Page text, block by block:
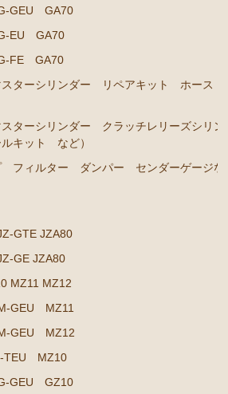
フなど）
ェイサー GX71 MX71
GTEU
GEU前期 1984年8月～1986年8
GEU後期 1986年8月～1988年8
TEU
スケット類）
ウント 他）
プ サーモスタット ファン ファ
GEU GA70
EU GA70
FE GA70
スターシリンダー リペアキット ホース
ターシリンダー クラッチレリーズシリン
キット など）
フィルター ダンパー センダーゲージな
GTE JZA80
GE JZA80
MZ11 MZ12
GEU MZ11
GEU MZ12
TEU MZ10
GEU GZ10